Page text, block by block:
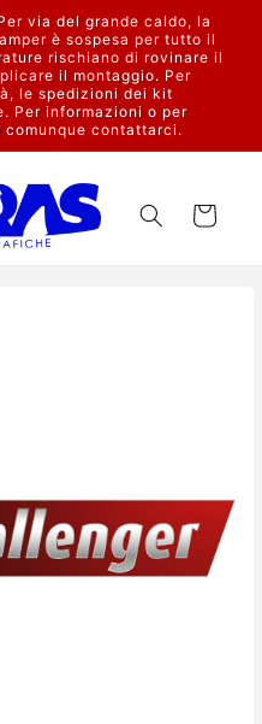
via del grande caldo, la
è sospesa per tutto il
rischiano di rovinare il
il montaggio. Per
le spedizioni dei kit
Per informazioni o per
comunque contattarci.
Carrello